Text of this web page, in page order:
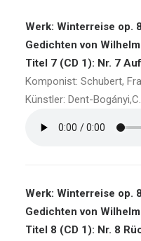
Werk: Winterreise op.
Gedichten von
Titel 7 (CD 1): Nr. 7
Komponist: Schubert,
Künstler: Dent-
Werk: Winterreise op.
Gedichten von
Titel 8 (CD 1): Nr. 8